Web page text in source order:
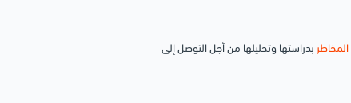
بدراستها وتحليلها من أجل التوصل إلى